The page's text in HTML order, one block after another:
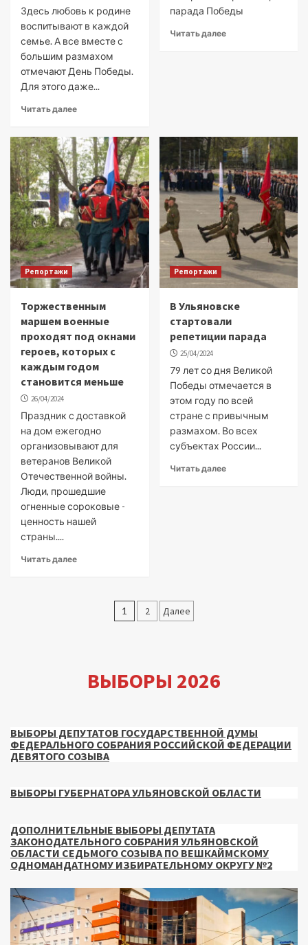
Здесь любовь к родине
воспитывают в каждой
семье. А все вместе с
большим размахом
отмечают День Победы.
Для этого даже...
Читать далее
парада Победы
Читать далее
Репортажи
Торжественным
маршем военные
проходят под окнами
героев, которых с
каждым годом
становится меньше
26/04/2024
Праздник с доставкой
на дом ежегодно
организовывают для
ветеранов Великой
Отечественной войны.
Люди, прошедшие
огненные сороковые -
ценность нашей
страны....
Читать далее
Репортажи
В Ульяновске
стартовали
репетиции парада
25/04/2024
79 лет со дня Великой
Победы отмечается в
этом году по всей
стране с привычным
размахом. Во всех
субъектах России...
Читать далее
Пагинация
1 2 Далее
ВЫБОРЫ 2026
ВЫБОРЫ ДЕПУТАТОВ ГОСУДАРСТВЕННОЙ ДУМЫ
ФЕДЕРАЛЬНОГО СОБРАНИЯ РОССИЙСКОЙ ФЕДЕРАЦИИ
ДЕВЯТОГО СОЗЫВА
ВЫБОРЫ ГУБЕРНАТОРА УЛЬЯНОВСКОЙ ОБЛАСТИ
ДОПОЛНИТЕЛЬНЫЕ ВЫБОРЫ ДЕПУТАТА
ЗАКОНОДАТЕЛЬНОГО СОБРАНИЯ УЛЬЯНОВСКОЙ
ОБЛАСТИ СЕДЬМОГО СОЗЫВА ПО ВЕШКАЙМСКОМУ
ОДНОМАНДАТНОМУ ИЗБИРАТЕЛЬНОМУ ОКРУГУ №2